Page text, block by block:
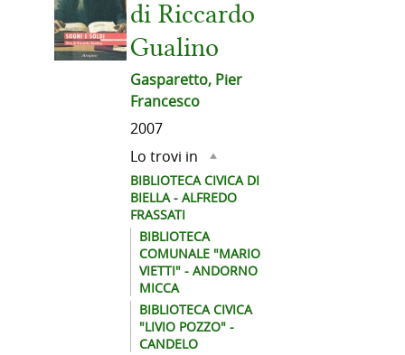
di Riccardo
Gualino
Gasparetto, Pier
Francesco
2007
Lo trovi in
BIBLIOTECA CIVICA DI
BIELLA - ALFREDO
FRASSATI
BIBLIOTECA
COMUNALE "MARIO
VIETTI" - ANDORNO
MICCA
BIBLIOTECA CIVICA
"LIVIO POZZO" -
CANDELO